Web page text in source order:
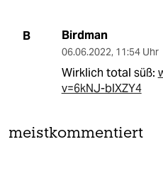
B Birdman
06.06.2022, 11:54 Uhr
Wirklich total süß:
v=6kNJ-blXZY4
meistkommentiert